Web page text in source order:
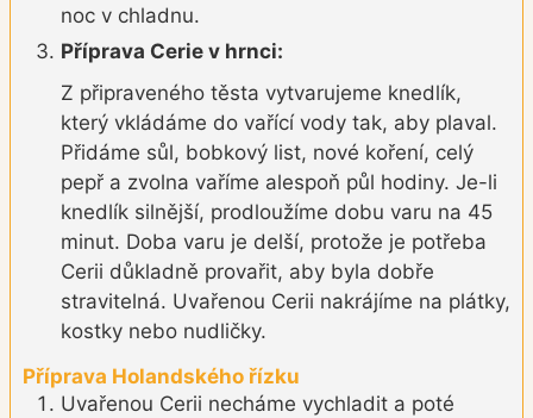
noc v chladnu.
Příprava Cerie v hrnci:
Z připraveného těsta vytvarujeme knedlík,
který vkládáme do vařící vody tak, aby plaval.
Přidáme sůl, bobkový list, nové koření, celý
pepř a zvolna vaříme alespoň půl hodiny. Je-li
knedlík silnější, prodloužíme dobu varu na 45
minut. Doba varu je delší, protože je potřeba
Cerii důkladně provařit, aby byla dobře
stravitelná. Uvařenou Cerii nakrájíme na plátky,
kostky nebo nudličky.
Příprava Holandského řízku
Uvařenou Cerii necháme vychladit a poté